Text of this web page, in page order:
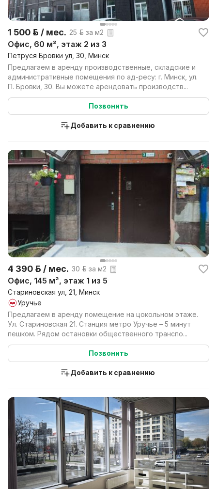
1 500 р. / мес. 25 р. за м2
Офис, 60 м², этаж 2 из 3
Петруся Бровки ул, 30, Минск
Предлагаем в аренду производственные, складские и
административные помещения по ад-ресу: г. Минск, ул.
П. Бровки, 30. Вы можете арендовать производств...
Позвонить
Добавить к сравнению
4 390 р. / мес. 30 р. за м2
Офис, 145 м², этаж 1 из 5
Стариновская ул, 21, Минск
Уручье
Предлагаем в аренду помещение на цокольном этаже.
Ул. Стариновская 21. Станция метро Уручье – 5 минут
пешком. Рядом остановки общественного транспо...
Позвонить
Добавить к сравнению